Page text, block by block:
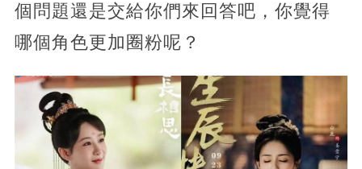
個問題還是交給你們來回答吧，你覺得
哪個角色更加圈粉呢？